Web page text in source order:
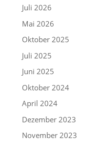
Juli 2026
Mai 2026
Oktober 2025
Juli 2025
Juni 2025
Oktober 2024
April 2024
Dezember 2023
November 2023